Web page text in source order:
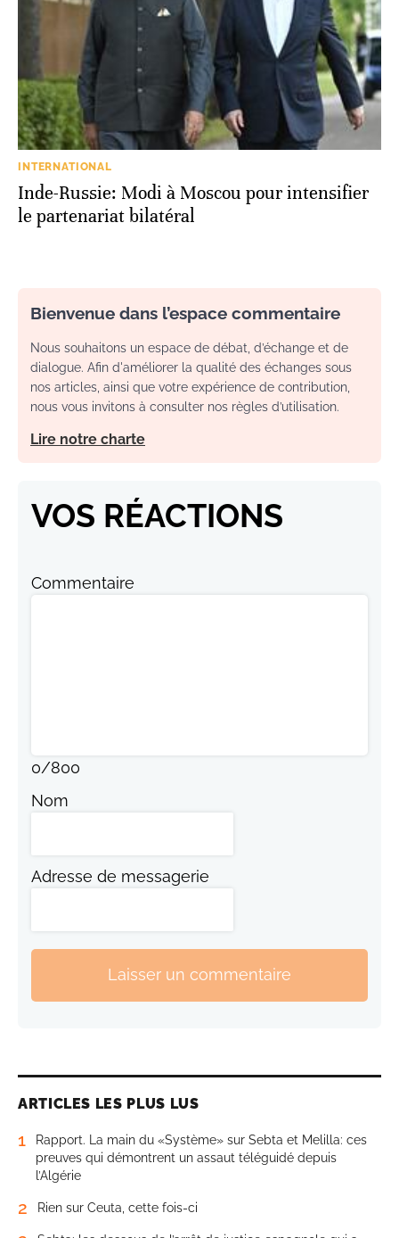
INTERNATIONAL
Inde-Russie: Modi à Moscou pour intensifier
le partenariat bilatéral
Bienvenue dans l’espace commentaire
Nous souhaitons un espace de débat, d’échange et de
dialogue. Afin d'améliorer la qualité des échanges sous
nos articles, ainsi que votre expérience de contribution,
nous vous invitons à consulter nos règles d’utilisation.
Lire notre charte
VOS RÉACTIONS
Commentaire
0/800
Nom
Adresse de messagerie
Laisser un commentaire
ARTICLES LES PLUS LUS
1
Rapport. La main du «Système» sur Sebta et Melilla: ces
preuves qui démontrent un assaut téléguidé depuis
l’Algérie
2 Rien sur Ceuta, cette fois-ci